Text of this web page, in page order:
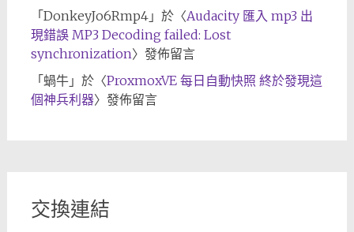
「DonkeyJo6Rmp4」於〈Audacity 匯入 mp3 出
現錯誤 MP3 Decoding failed: Lost
synchronization〉發佈留言
「蝸牛」於〈ProxmoxVE 每日自動快照 終於發現這
個神兵利器〉發佈留言
交換連結